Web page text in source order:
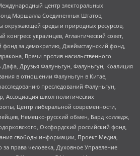
центр электоральных
Маршалла Соединенных Штатов,
окружающей среды и природных ресурсов,
конгресс украинцев, Атлантический совет,
фонд за демократию, Джеймстаунский фонд,
Врачи против насильственного
Дафа, Друзья Фалуньгун, Фалуньгун, Коалиция
в отношении Фалуньгун в Китае,
преследований Фалуньгун,
Ассоциация школ политических
Центр либеральной современности,
Немецко-русский обмен, Бард колледж,
Оксфордский российский фонд,
свободы информации, Проект Медиа,
права человека, Духовное Управление